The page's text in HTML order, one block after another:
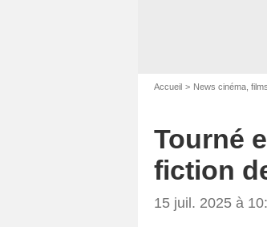
Accueil News cinéma,
Tourné
fiction
15 juil. 2025 à